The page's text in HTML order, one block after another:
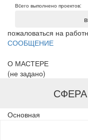
Вcего выполнено проектов:
пожаловаться на
СООБЩЕНИЕ
О МАСТЕРЕ
(не задано)
Основная